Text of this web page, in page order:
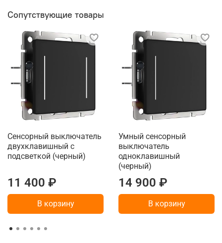
Сопутствующие товары
Сенсорный выключатель
двухклавишный с
подсветкой (черный)
11 400 ₽
В корзину
Умный сенсорный
выключатель
одноклавишный
(черный)
14 900 ₽
В корзину